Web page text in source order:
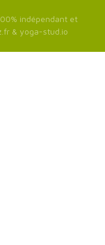
indépendant et
& yoga-stud.io